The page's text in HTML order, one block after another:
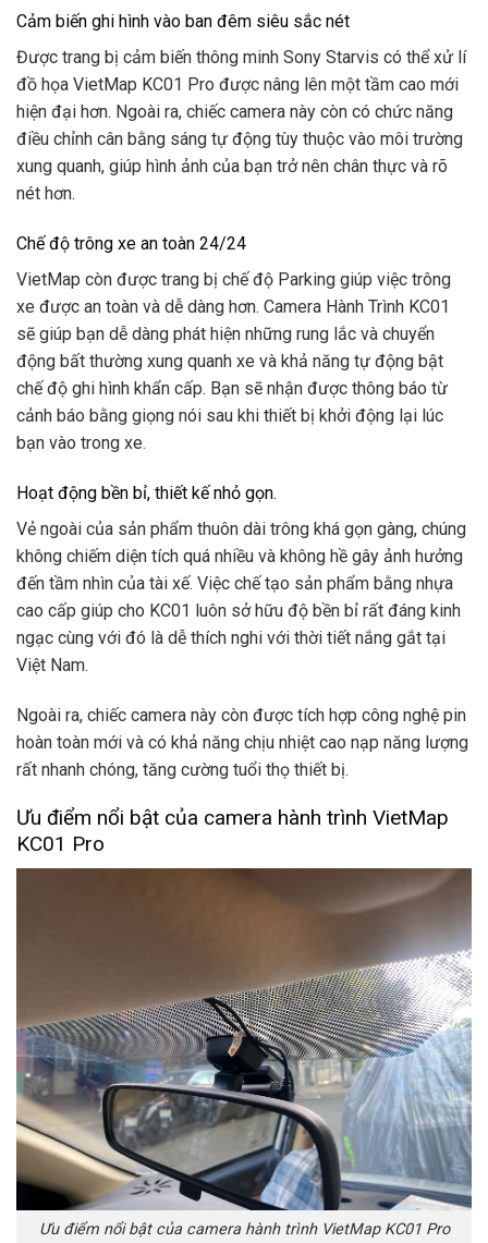
Cảm biến ghi hình vào ban đêm siêu sắc nét
Được trang bị cảm biến thông minh Sony Starvis có thể xử lí
đồ họa VietMap KC01 Pro được nâng lên một tầm cao mới
hiện đại hơn. Ngoài ra, chiếc camera này còn có chức năng
điều chỉnh cân bằng sáng tự động tùy thuộc vào môi trường
xung quanh, giúp hình ảnh của bạn trở nên chân thực và rõ
nét hơn.
Chế độ trông xe an toàn 24/24
VietMap còn được trang bị chế độ Parking giúp việc trông
xe được an toàn và dễ dàng hơn. Camera Hành Trình KC01
sẽ giúp bạn dễ dàng phát hiện những rung lắc và chuyển
động bất thường xung quanh xe và khả năng tự động bật
chế độ ghi hình khẩn cấp. Bạn sẽ nhận được thông báo từ
cảnh báo bằng giọng nói sau khi thiết bị khởi động lại lúc
bạn vào trong xe.
Hoạt động bền bỉ, thiết kế nhỏ gọn.
Vẻ ngoài của sản phẩm thuôn dài trông khá gọn gàng, chúng
không chiếm diện tích quá nhiều và không hề gây ảnh hưởng
đến tầm nhìn của tài xế. Việc chế tạo sản phẩm bằng nhựa
cao cấp giúp cho KC01 luôn sở hữu độ bền bỉ rất đáng kinh
ngạc cùng với đó là dễ thích nghi với thời tiết nắng gắt tại
Việt Nam.
Ngoài ra, chiếc camera này còn được tích hợp công nghệ pin
hoàn toàn mới và có khả năng chịu nhiệt cao nạp năng lượng
rất nhanh chóng, tăng cường tuổi thọ thiết bị.
Ưu điểm nổi bật của camera hành trình VietMap
KC01 Pro
Ưu điểm nổi bật của camera hành trình VietMap KC01 Pro